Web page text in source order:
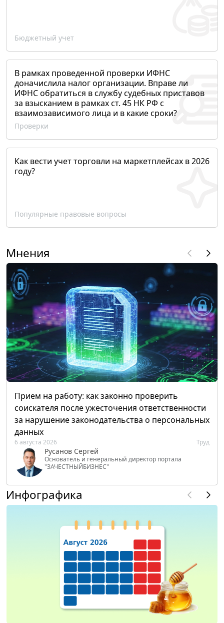
Бюджетный учет
В рамках проведенной проверки ИФНС
доначислила налог организации. Вправе ли
ИФНС обратиться в службу судебных приставов
за взысканием в рамках ст. 45 НК РФ с
взаимозависимого лица и в какие сроки?
Проверки
Как вести учет торговли на маркетплейсах в 2026
году?
Популярные правовые вопросы
Мнения
Прием на работу: как законно проверить
соискателя после ужесточения ответственности
за нарушение законодательства о персональных
данных
6 августа 2026 Труд
Русанов Сергей
Основатель и генеральный директор портала
"ЗАЧЕСТНЫЙБИЗНЕС"
Инфографика